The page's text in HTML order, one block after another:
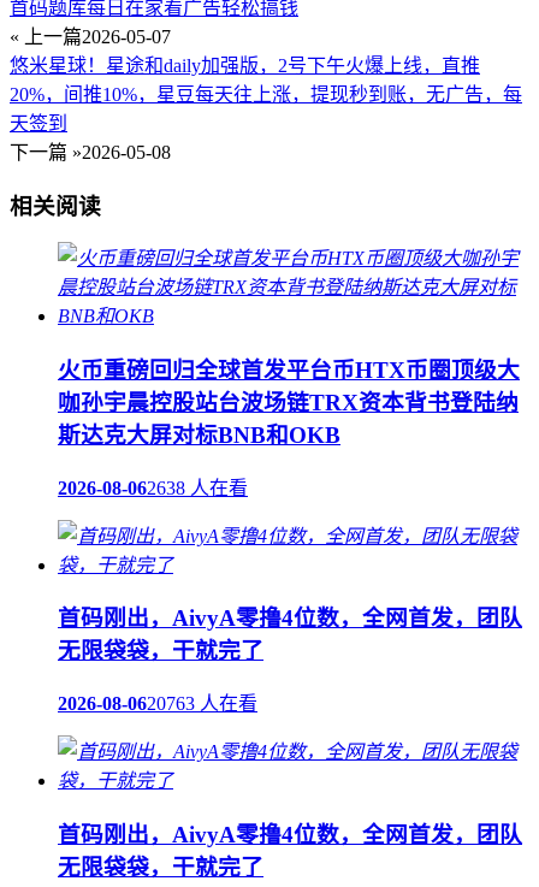
首码题库每日在家看广告轻松搞钱
« 上一篇2026-05-07
悠米星球！星途和daily加强版，2号下午火爆上线，直推
20%，间推10%，星豆每天往上涨，提现秒到账，无广告，每
天签到
下一篇 »2026-05-08
相关阅读
火币重磅回归全球首发平台币HTX币圈顶级大
咖孙宇晨控股站台波场链TRX资本背书登陆纳
斯达克大屏对标BNB和OKB
2026-08-062638 人在看
首码刚出，AivyA零撸4位数，全网首发，团队
无限袋袋，干就完了
2026-08-0620763 人在看
首码刚出，AivyA零撸4位数，全网首发，团队
无限袋袋，干就完了